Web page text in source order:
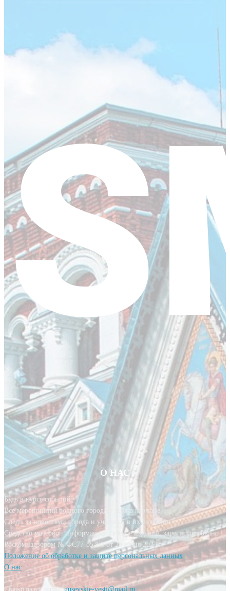
О НАС
Будь в курсе событий!
Все мероприятия родного города у тебя в кармане.
Следи за новостями города и участвуй в их создании!
Средство массовой информации, сетевое издание, зарегистрировано
Роскомнадзором № ФС77-85393 от 20 июня 2023 г.
Положение об обработке и защите персональных данных
О нас
Свяжитесь с нами:gusevskie-vesti@mail.ru